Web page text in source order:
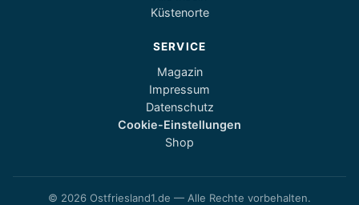
Küstenorte
SERVICE
Magazin
Impressum
Datenschutz
Cookie-Einstellungen
Shop
© 2026 Ostfriesland1.de — Alle Rechte vorbehalten.